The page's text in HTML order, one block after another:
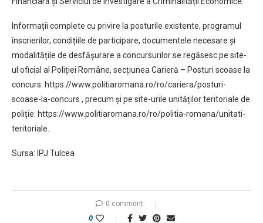
Informații complete cu privire la posturile existente, programul
înscrierilor, condițiile de participare, documentele necesare și
modalitățile de desfășurare a concursurilor se regăsesc pe site-
ul oficial al Poliției Române, secțiunea Carieră – Posturi scoase la
concurs: https://www.politiaromana.ro/ro/cariera/posturi-
scoase-la-concurs , precum și pe site-urile unităților teritoriale de
poliție: https://www.politiaromana.ro/ro/politia-romana/unitati-
teritoriale.
Sursa: IPJ Tulcea
0 comment
0